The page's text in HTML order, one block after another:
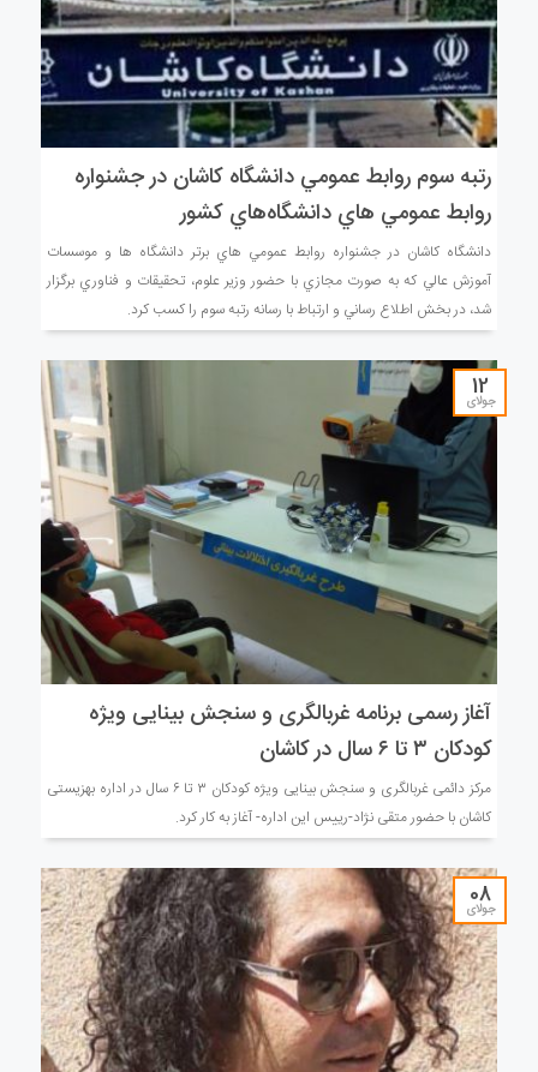
رتبه سوم روابط عمومي دانشگاه كاشان در جشنواره
روابط عمومي هاي دانشگاه‌هاي كشور
دانشگاه كاشان در جشنواره روابط عمومي هاي برتر دانشگاه ها و موسسات
آموزش عالي كه به صورت مجازي با حضور وزير علوم، تحقيقات و فناوري برگزار
شد، در بخش اطلاع رساني و ارتباط با رسانه رتبه سوم را كسب كرد.
12
جولای
آغاز رسمی برنامه غربالگری و سنجش بینایی ویژه
کودکان ۳ تا ۶ سال در کاشان
مرکز دائمی غربالگری و سنجش بینایی ویژه کودکان ۳ تا ۶ سال در اداره بهزیستی
کاشان با حضور متقی نژاد-رییس این اداره- آغاز به کار کرد.
08
جولای